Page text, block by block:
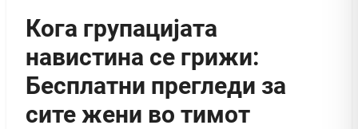
Кога групацијата
навистина се грижи:
Бесплатни прегледи за
сите жени во тимот